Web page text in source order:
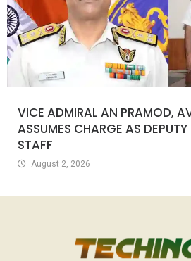
VICE ADMIRAL AN PRAMOD,
ASSUMES CHARGE AS
STAFF
August 2, 2026